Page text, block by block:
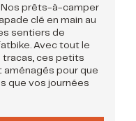
Nos prêts-à-camper
clé en main au
sentiers de
Avec tout le
tracas, ces petits
aménagés pour que
que vos journées